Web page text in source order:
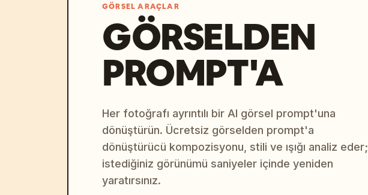
GÖRSEL ARAÇLAR
GÖRSELDEN
PROMPT'A
Her fotoğrafı ayrıntılı bir AI görsel prompt'una
dönüştürün. Ücretsiz görselden prompt'a
dönüştürücü kompozisyonu, stili ve ışığı analiz eder;
istediğiniz görünümü saniyeler içinde yeniden
yaratırsınız.